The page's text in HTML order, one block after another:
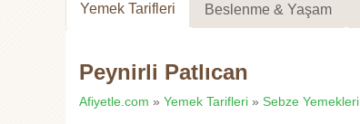
Yemek Tarifleri Beslenme & Yaşam
Peynirli Patlıcan
Afiyetle.com » Yemek Tarifleri » Sebze Yemekleri